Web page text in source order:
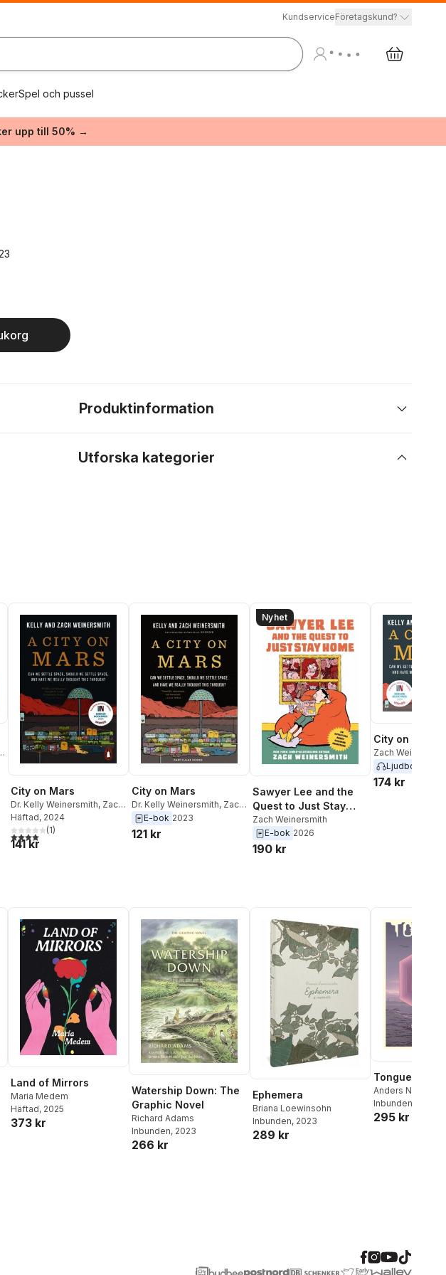
KundserviceFöretagskund?
Spel och pussel
upp till 50% →
röster:
Produktinformation
Utforska kategorier
City on Mars
Dr. Kelly Weinersmith, Zach
Weinersmith
Häftad, 2024
4,0utav 5 stjärnor. Totalt antal röster:
(1)
141 kr
City on Mars
Dr. Kelly Weinersmith, Zach
Weinersmith
E-bok 2023
121 kr
Nyhet
Sawyer Lee and the
Quest to Just Stay
Home
Zach Weinersmith
E-bok 2026
190 kr
City on Mars
Zach
Weinersmith
Ljudbok
174 kr
Land of Mirrors
Maria Medem
Häftad, 2025
373 kr
Watership Down: The
Graphic Novel
Richard Adams
Inbunden, 2023
266 kr
Ephemera
Briana Loewinsohn
Inbunden, 2023
289 kr
Tongues,
Anders Nilsen
Inbunden
295 kr